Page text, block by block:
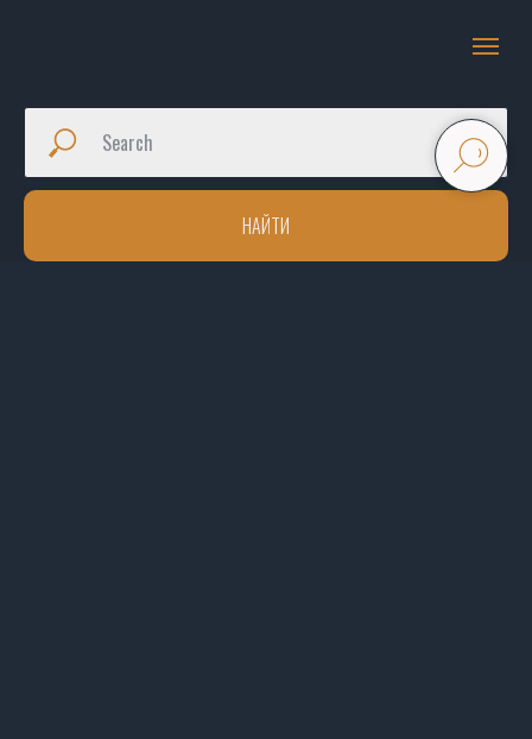
НАЙТИ